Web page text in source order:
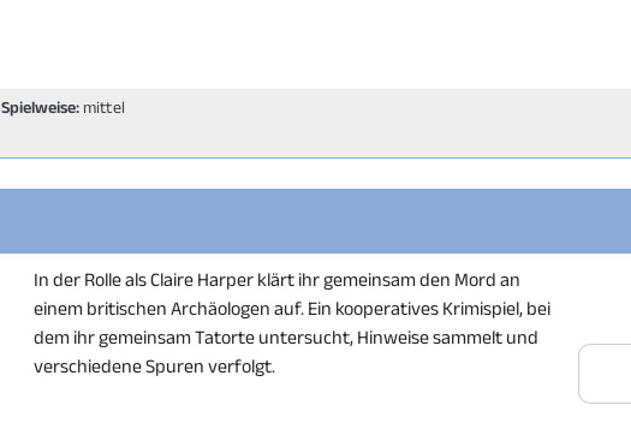
Spielweise: mittel
In der Rolle als Claire Harper klärt ihr gemeinsam den Mord an
einem britischen Archäologen auf. Ein kooperatives Krimispiel, bei
dem ihr gemeinsam Tatorte untersucht, Hinweise sammelt und
verschiedene Spuren verfolgt.